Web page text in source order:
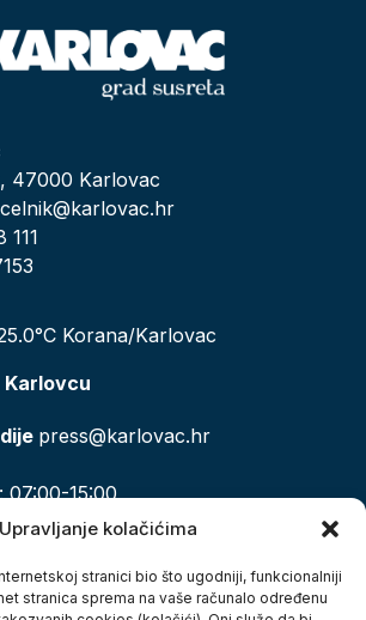
Upravljanje kolačićima
stranici bio što ugodniji, funkcionalniji
stranica sprema na vaše računalo određenu
47000 Karlovac
111
Korana/Karlovac
Karlovcu
press@karlovac.hr
07:00-15:00